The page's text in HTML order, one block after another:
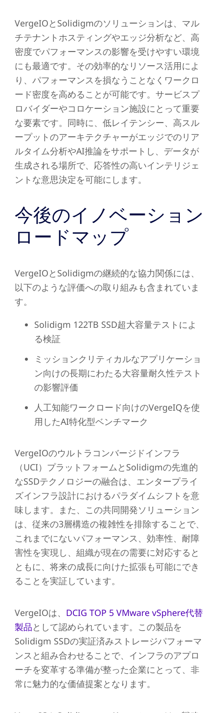
VergeIOとSolidigmのソリューションは、マル
チテナントホスティングやエッジ分析など、高
密度でパフォーマンスの影響を受けやすい環境
にも最適です。その効率的なリソース活用によ
り、パフォーマンスを損なうことなくワークロ
ード密度を高めることが可能です。サービスプ
ロバイダーやコロケーション施設にとって重要
な要素です。同時に、低レイテンシー、高スル
ープットのアーキテクチャーがエッジでのリア
ルタイム分析やAI推論をサポートし、データが
生成される場所で、応答性の高いインテリジェ
ントな意思決定を可能にします。
今後のイノベーション
ロードマップ
VergeIOとSolidigmの継続的な協力関係には、
以下のような評価への取り組みも含まれていま
す。
Solidigm 122TB SSD超大容量テストによ
る検証
ミッションクリティカルなアプリケーショ
ン向けの長期にわたる大容量耐久性テスト
の影響評価
人工知能ワークロード向けのVergeIQを使
用したAI特化型ベンチマーク
VergeIOのウルトラコンバージドインフラ
（UCI）プラットフォームとSolidigmの先進的
なSSDテクノロジーの融合は、エンタープライ
ズインフラ設計におけるパラダイムシフトを意
味します。また、この共同開発ソリューション
は、従来の3層構造の複雑性を排除することで、
これまでにないパフォーマンス、効率性、耐障
害性を実現し、組織が現在の需要に対応すると
ともに、将来の成長に向けた拡張も可能にでき
ることを実証しています。
VergeIOは、 DCIG TOP 5 VMware vSphere代替
製品として認められています。この製品を
Solidigm SSDの実証済みストレージパフォーマ
ンスと組み合わせることで、インフラのアプロ
ーチを変革する準備が整った企業にとって、非
常に魅力的な価値提案となります。